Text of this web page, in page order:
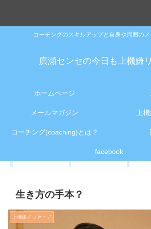
コーチングのスキルアップと自身や周囲の
廣瀬センセの今日も上機嫌
ホームページ
メールマガジン 上
コーチング(coaching)とは？
facebook
生き方の手本？
上機嫌メッセージ